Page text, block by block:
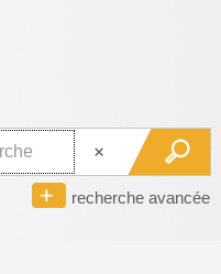
recherche avancée